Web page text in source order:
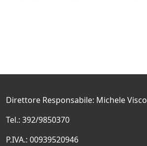
Direttore Responsabile: Michele Visco
Tel.: 392/9850370
P.IVA.: 00939520946